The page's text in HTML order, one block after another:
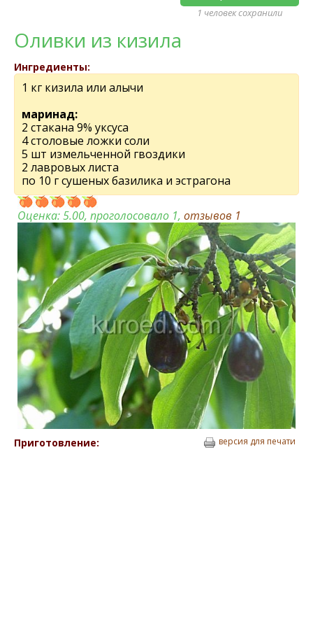
1 человек сохранили
Оливки из кизила
Ингредиенты:
1 кг кизила или алычи
маринад:
2 стакана 9% уксуса
4 столовые ложки соли
5 шт измельченной гвоздики
2 лавровых листа
по 10 г сушеных базилика и эстрагона
Оценка:5.00, проголосовало 1, отзывов 1
Приготовление: версия для печати